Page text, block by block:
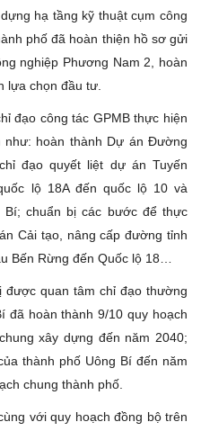
hạ tầng kỹ thuật cụm công
phố đã hoàn thiện hồ sơ gửi
nghiệp Phương Nam 2, hoàn
lựa chọn đầu tư.
đạo công tác GPMB thực hiện
hoàn thành Dự án Đường
đạo quyết liệt dự án Tuyến
lộ 18A đến quốc lộ 10 và
chuẩn bị các bước để thực
Cải tạo, nâng cấp đường tỉnh
Bến Rừng đến Quốc lộ 18…
được quan tâm chỉ đạo thường
đã hoàn thành 9/10 quy hoạch
xây dựng đến năm 2040;
thành phố Uông Bí đến năm
chung thành phố.
với quy hoạch đồng bộ trên